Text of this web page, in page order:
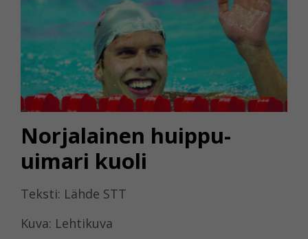
Norjalainen huippu-
uimari kuoli
Teksti: Lähde STT
Kuva: Lehtikuva